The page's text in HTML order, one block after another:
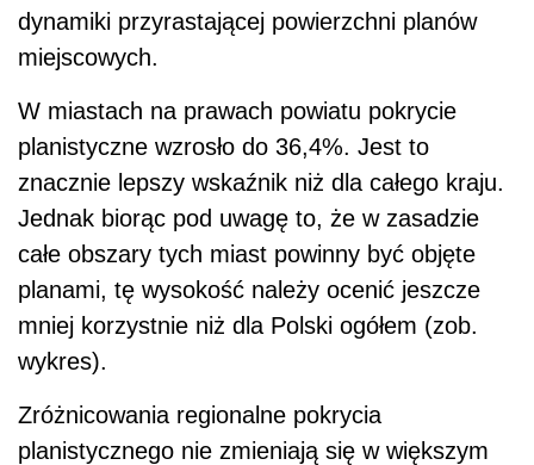
dynamiki przyrastającej powierzchni planów
miejscowych.
W miastach na prawach powiatu pokrycie
planistyczne wzrosło do 36,4%. Jest to
znacznie lepszy wskaźnik niż dla całego kraju.
Jednak biorąc pod uwagę to, że w zasadzie
całe obszary tych miast powinny być objęte
planami, tę wysokość należy ocenić jeszcze
mniej korzystnie niż dla Polski ogółem (zob.
wykres).
Zróżnicowania regionalne pokrycia
planistycznego nie zmieniają się w większym